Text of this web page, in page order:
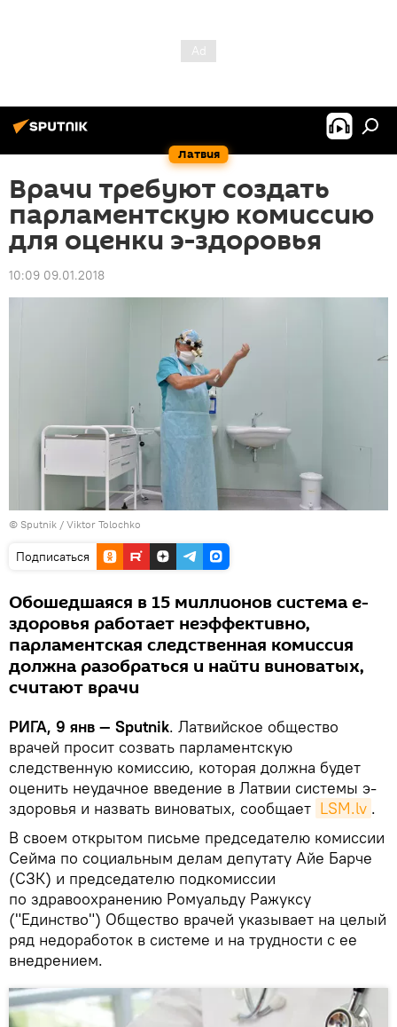
Латвия
Врачи требуют создать
парламентскую комиссию
для оценки э-здоровья
10:09 09.01.2018
© Sputnik / Viktor Tolochko
Подписаться
Обошедшаяся в 15 миллионов система е-
здоровья работает неэффективно,
парламентская следственная комиссия
должна разобраться и найти виноватых,
считают врачи
РИГА, 9 янв — Sputnik. Латвийское общество
врачей просит созвать парламентскую
следственную комиссию, которая должна будет
оценить неудачное введение в Латвии системы э-
здоровья и назвать виноватых, сообщает LSM.lv .
В своем открытом письме председателю комиссии
Сейма по социальным делам депутату Айе Барче
(СЗК) и председателю подкомиссии
по здравоохранению Ромуальду Ражуксу
("Единство") Общество врачей указывает на целый
ряд недоработок в системе и на трудности с ее
внедрением.